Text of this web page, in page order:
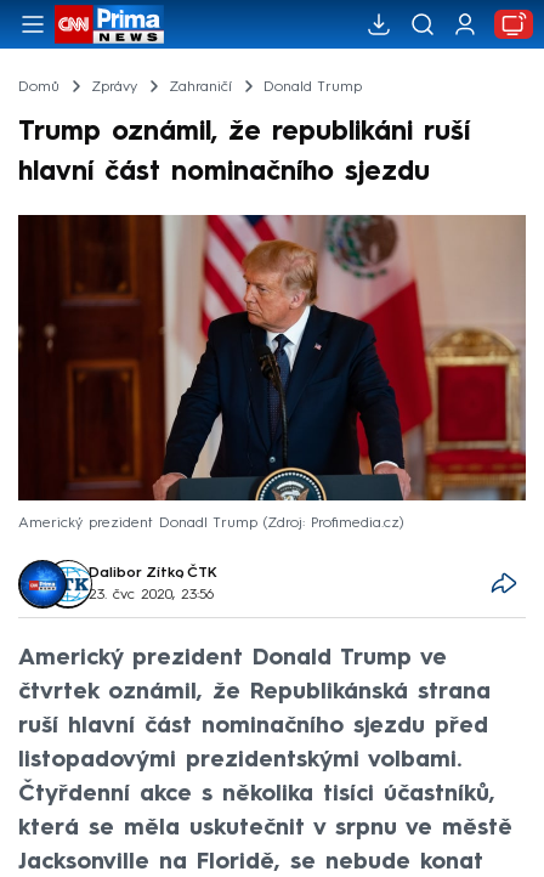
Domů Zprávy Zahraničí Donald Trump
Trump oznámil, že republikáni ruší
hlavní část nominačního sjezdu
Americký prezident Donadl Trump Zdroj: Profimedia.cz
Dalibor Zítko, ČTK
23. čvc 2020, 23:56
Americký prezident Donald Trump ve
čtvrtek oznámil, že Republikánská strana
ruší hlavní část nominačního sjezdu před
listopadovými prezidentskými volbami.
Čtyřdenní akce s několika tisíci účastníků,
která se měla uskutečnit v srpnu ve městě
Jacksonville na Floridě, se nebude konat